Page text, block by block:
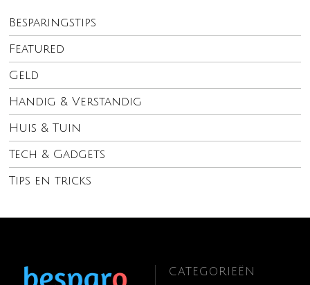
Besparingstips
Featured
Geld
Handig & Verstandig
Huis & Tuin
Tech & Gadgets
Tips en tricks
CATEGORIEËN